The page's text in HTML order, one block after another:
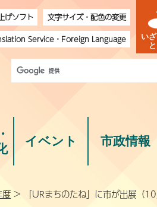
げソフト
文字サイズ・配色の変更
Service・ Foreign Language
い
イベント 市政情報
> 「URまちのたね」に市が出展（10